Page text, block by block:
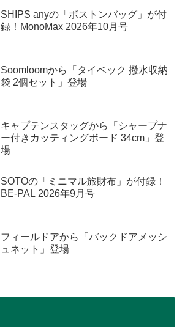
SHIPS anyの「ボストンバッグ」が付
録！MonoMax 2026年10月号
Soomloomから「タイベック 撥水収納
袋 2個セット」登場
キャプテンスタッグから「シャープナ
ー付きカッティングボード 34cm」登
場
SOTOの「ミニマル旅財布」が付録！
BE-PAL 2026年9月号
フィールドアから「バックドアメッシ
ュネット」登場